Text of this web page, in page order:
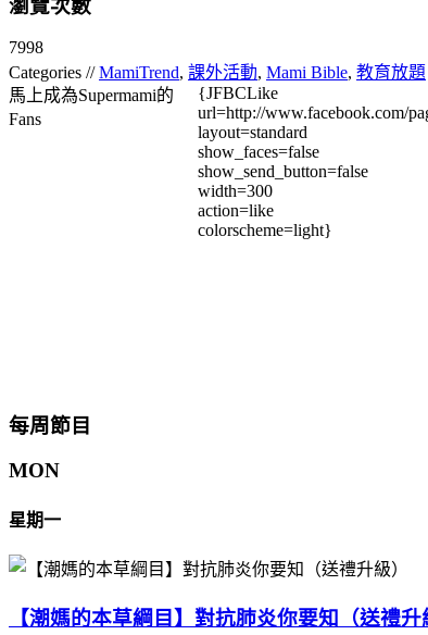
瀏覽次數
7998
Categories //MamiTrend, 課外活動, Mami Bible, 教育放題
馬上成為Supermami的
Fans
{JFBCLike
url=http://www.facebook.com/
layout=standard
show_faces=false
show_send_button=false
width=300
action=like
colorscheme=light}
每周節目
MON
星期一
【潮媽的本草綱目】對抗肺炎你要知（送禮升